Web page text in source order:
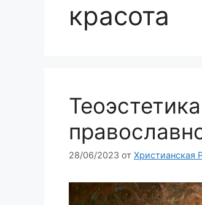
красота
28/06/2023 от Христианская